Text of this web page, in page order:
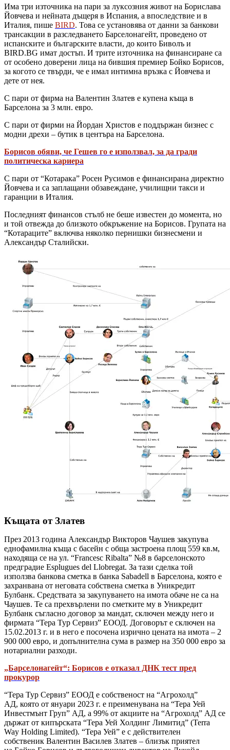
Има три източника на пари за луксозния живот на Борислава
Йовчева и нейната дъщеря в Испания, а впоследствие и в
Италия, пише BIRD. Това се установява от данни за банкови
трансакции в разследването Барселонагейт, проведено от
испанските и българските власти, до които Биволъ и
BIRD.BG имат достъп. И трите източника на финансиране са
от особено доверени лица на бившия премиер Бойко Борисов,
за когото се твърди, че е имал интимна връзка с Йовчева и
дете от нея.
С пари от фирма на Валентин Златев е купена къща в
Барселона за 3 млн. евро.
С пари от фирми на Йордан Христов е поддържан бизнес с
модни дрехи – бутик в центъра на Барселона.
Борисов обяви, че Гешев го е използвал, за да гради
политическа кариера
С пари от “Котарака” Росен Русимов е финансирана директно
Йовчева и са заплащани обзавеждане, училищни такси и
гаранции в Италия.
Последният финансов стълб не беше известен до момента, но
и той отвежда до близкото обкръжение на Борисов. Групата на
“Котараците” включва няколко пернишки бизнесмени и
Александър Сталийски.
Къщата от Златев
През 2013 година Александър Викторов Чаушев закупува
еднофамилна къща с басейн с обща застроена площ 559 кв.м,
находяща се на ул. “Francesc Ribalta” №8 в барселонското
предградие Esplugues del Llobregat. За тази сделка той
използва банкова сметка в банка Sabadell в Барселона, която е
захранвана от неговата собствена сметка в Уникредит
Булбанк. Средствата за закупуването на имота обаче не са на
Чаушев. Те са прехвърлени по сметките му в Уникредит
Булбанк съгласно договор за мандат, сключен между него и
фирмата “Тера Тур Сервиз” ЕООД. Договорът е сключен на
15.02.2013 г. и в него е посочена изрично цената на имота – 2
900 000 евро, и допълнителна сума в размер на 350 000 евро за
нотариални разходи.
„Барселонагейт“: Борисов е отказал ДНК тест пред
прокурор
“Тера Тур Сервиз” ЕООД е собственост на “Агрохолд”
АД, която от януари 2023 г. е преименувана на “Тера Уей
Инвестмънт Груп” АД, а 99% от акциите на “Агрохолд” АД се
държат от кипърската “Тера Уей Холдинг Лимитид” (Terra
Way Holding Limited). “Тера Уей” е с действителен
собственик Валентин Василев Златев – близък приятел